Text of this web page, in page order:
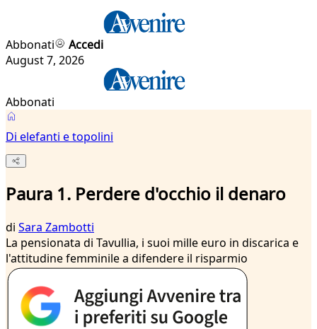
Abbonati
Accedi
August 7, 2026
Abbonati
Di elefanti e topolini
Paura 1. Perdere d'occhio il denaro
di Sara Zambotti
La pensionata di Tavullia, i suoi mille euro in discarica e
l'attitudine femminile a difendere il risparmio